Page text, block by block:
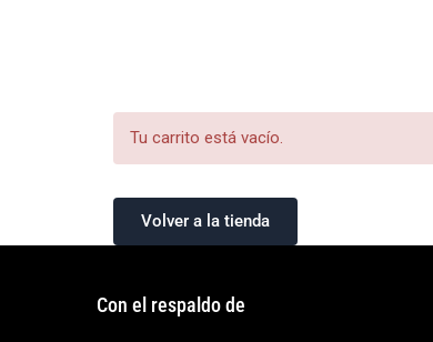
Tu carrito está vacío.
Volver a la tienda
Con el respaldo de